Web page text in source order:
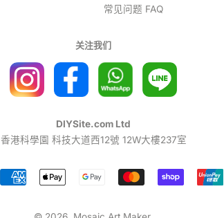
常见问题 FAQ
关注我们
DIYSite.com Ltd
香港科學園 科技大道西12號 12W大樓237室
付
图